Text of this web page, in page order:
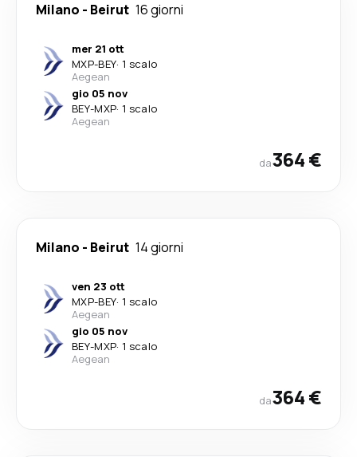
Milano - Beirut 16 giorni
mer 21 ott
MXP-BEY· 1 scalo
Aegean
gio 05 nov
BEY-MXP· 1 scalo
Aegean
da364 €
Milano - Beirut 14 giorni
ven 23 ott
MXP-BEY· 1 scalo
Aegean
gio 05 nov
BEY-MXP· 1 scalo
Aegean
da364 €